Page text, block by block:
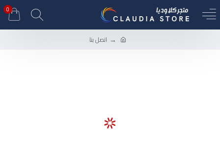
0
اتصل بنا